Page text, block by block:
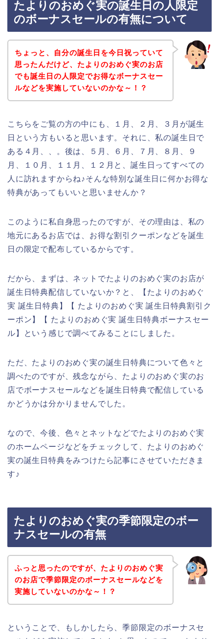
たよりのおめぐ実の誕生日の人限定
のボーナスセールの有無について
ちょっと、自分の誕生日を今日祝っていて
思ったんだけど、たよりのおめぐ実のお店
でも誕生日の人限定でお得なボーナスセー
ルなどを実施していないのかな～！？
こちらをご覧の方の中にも、１月、２月、３月が誕生
日という方もいると思います。それに、私の誕生日で
ある４月、、。後は、５月、６月、７月、８月、９
月、１０月、１１月、１２月と、誕生日ってすべての
人に訪れますからね♪そんな特別な誕生日に何かお得な
特典があってもいいと思いませんか？
このように私自身思ったのですが、その理由は、私の
地元にあるお店では、お得な割引クーポンなどを誕生
日の限定で配布しているからです。
だから、まずは、ネットでたよりのおめぐ実のお店が
誕生日特典配信していないか？と、【たよりのおめぐ
実 誕生日特典】【 たよりのおめぐ実 誕生日特典割引ク
ーポン】【 たよりのおめぐ実 誕生日特典ボーナスセー
ル】という感じで調べてみることにしました。
ただ、たよりのおめぐ実の誕生日特典について色々と
調べたのですが、残念ながら、たよりのおめぐ実のお
店でボーナスセールなどを誕生日特典で配信している
かどうかは分かりませんでした。
なので、今後、色々とネットなどでたよりのおめぐ実
のホームページなどをチェックして、たよりのおめぐ
実の誕生日特典をみつけたら記事にさせていただきま
す♪
たよりのおめぐ実の季節限定のボー
ナスセールの有無
ふっと思ったのですが、たよりのおめぐ実
のお店で季節限定のボーナスセールなどを
実施していないのかな～！？
ということで、もしかしたら、季節限定のボーナスセ